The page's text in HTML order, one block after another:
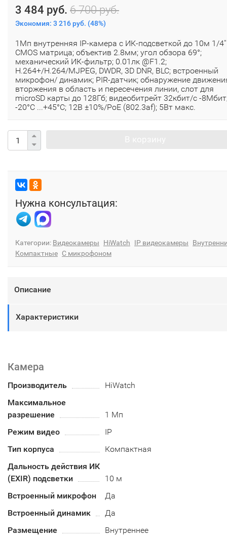
3 484 руб. 6 700 руб.
Экономия: 3 216 руб. (48%)
1Мп внутренняя IP-камера c ИК-подсветкой до 10м 1/4''
CMOS матрица; объектив 2.8мм; угол обзора 69°;
механический ИК-фильтр; 0.01лк @F1.2;
H.264+/H.264/MJPEG, DWDR, 3D DNR, BLC; встроенный
микрофон/ динамик; PIR-датчик; обнаружение
вторжения в область и пересечения линии, слот для
microSD карты до 128Гб; видеобитрейт 32кбит/с -
-20°C ...+45°C; 12В ±10%/PoE (802.3af); 5Вт макс.
Нужна консультация:
Категории: Видеокамеры HiWatch IP видеокамеры
Компактные С микрофоном
Описание
Характеристики
Камера
Производитель
HiWatch
Максимальное
разрешение
1 Мп
Режим видео
IP
Тип корпуса
Компактная
Дальность действия ИК
(EXIR) подсветки
10 м
Встроенный микрофон
Да
Встроенный динамик
Да
Размещение
Внутреннее